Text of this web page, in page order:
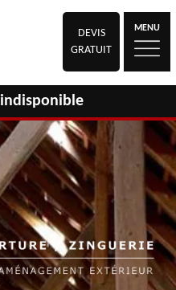
DEVIS
GRATUIT
MENU
indisponible